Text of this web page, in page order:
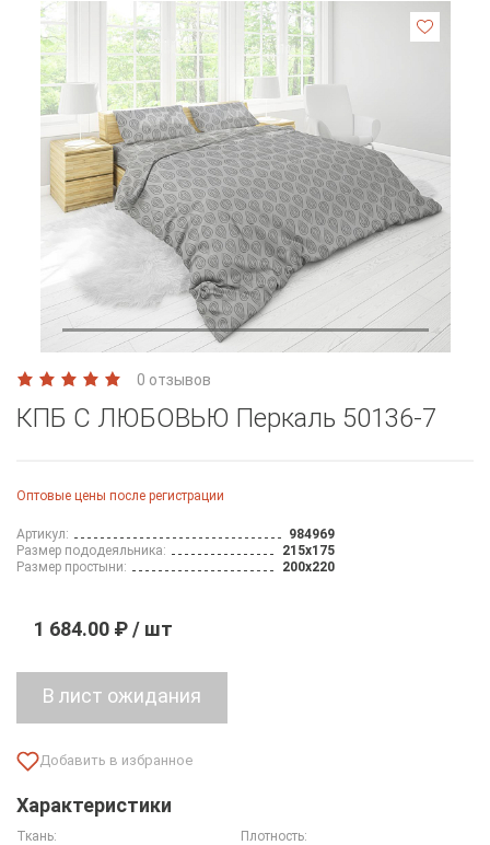
0 отзывов
КПБ С ЛЮБОВЬЮ Перкаль 50136-7
Оптовые цены после регистрации
Артикул:
984969
Размер пододеяльника:
215х175
Размер простыни:
200х220
1 684.00 ₽ / шт
Характеристики
Ткань:
Плотность: